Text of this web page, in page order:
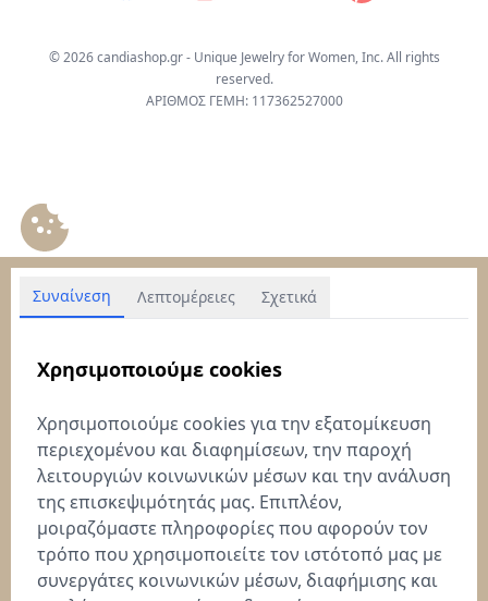
Συναίνεση Λεπτομέρειες Σχετικά
Χρησιμοποιούμε cookies
Χρησιμοποιούμε cookies για την εξατομίκευση
περιεχομένου και διαφημίσεων, την παροχή
λειτουργιών κοινωνικών μέσων και την ανάλυση
της επισκεψιμότητάς μας. Επιπλέον,
μοιραζόμαστε πληροφορίες που αφορούν τον
τρόπο που χρησιμοποιείτε τον ιστότοπό μας με
συνεργάτες κοινωνικών μέσων, διαφήμισης και
© 2026 candiashop.gr - Unique Jewelry for Women, Inc. All rights
reserved.
ΑΡΙΘΜΟΣ ΓΕΜΗ: 117362527000